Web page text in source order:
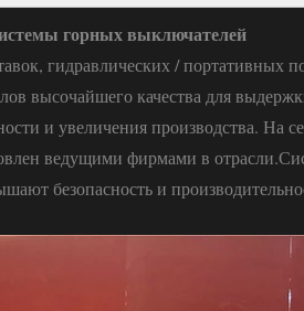
горных выключателей
гидравлических / портативных
высочайшего качества для
и увеличения производства. На
ведущими фирмами в отрасли.
безопасность и